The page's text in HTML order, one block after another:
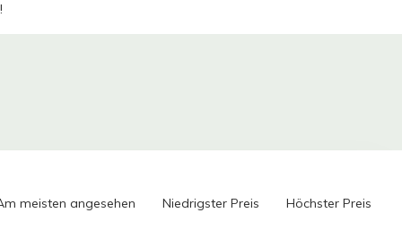
meisten angesehen Niedrigster Preis Höchster Preis